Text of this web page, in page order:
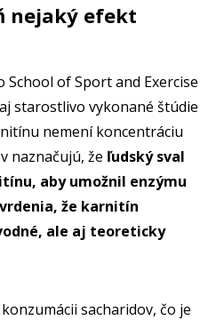
nejaký efekt
of Sport and Exercise
starostlivo vykonané štúdie
nemení koncentráciu
naznačujú, že ľudský sval
aby umožnil enzýmu
že karnitín
ale aj teoreticky
sacharidov, čo je